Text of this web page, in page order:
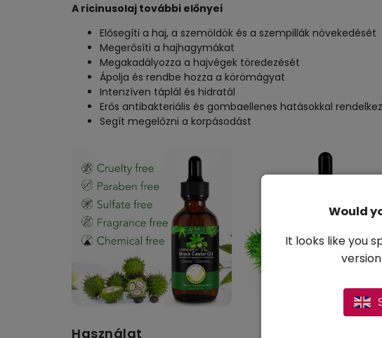
A ricinusolaj további előnyei
Elősegíti a haj, a szemöldök és a szempillák növekedését
Megerősíti a hajhagymákat
Megakadályozza a hajvégek töredezését
Ápolja és rendbe hozza a körömágyat
Intenzíven táplál és hidratál
Erős antibakteriális és gombaellenes hatásokkal
Segít megelőzni a korpásodást
Használat
Would
It looks like you